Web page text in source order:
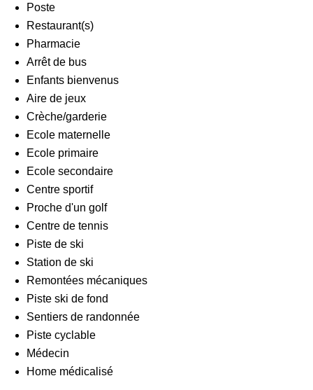
Poste
Restaurant(s)
Pharmacie
Arrêt de bus
Enfants bienvenus
Aire de jeux
Crèche/garderie
Ecole maternelle
Ecole primaire
Ecole secondaire
Centre sportif
Proche d'un golf
Centre de tennis
Piste de ski
Station de ski
Remontées mécaniques
Piste ski de fond
Sentiers de randonnée
Piste cyclable
Médecin
Home médicalisé